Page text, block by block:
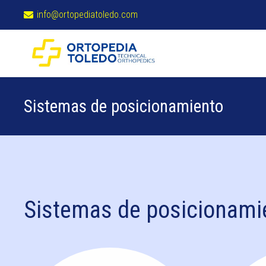
info@ortopediatoledo.com
Sistemas de posicionamiento
Sistemas de